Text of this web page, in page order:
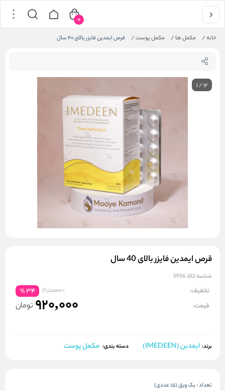
خانه/ مکمل ها/ مکمل پوست/ قرص ایمدین فایزر بالای 40 سال
0
1/12
قرص ایمدین فایزر بالای 40 سال
شناسه کالا:5956
تخفیف: 1400000
34
%
قیمت: 920,000 تومان
برند: ایمدین (IMEDEEN) دسته بندی: مکمل پوست
تعداد:یک ورق (15 عددی)